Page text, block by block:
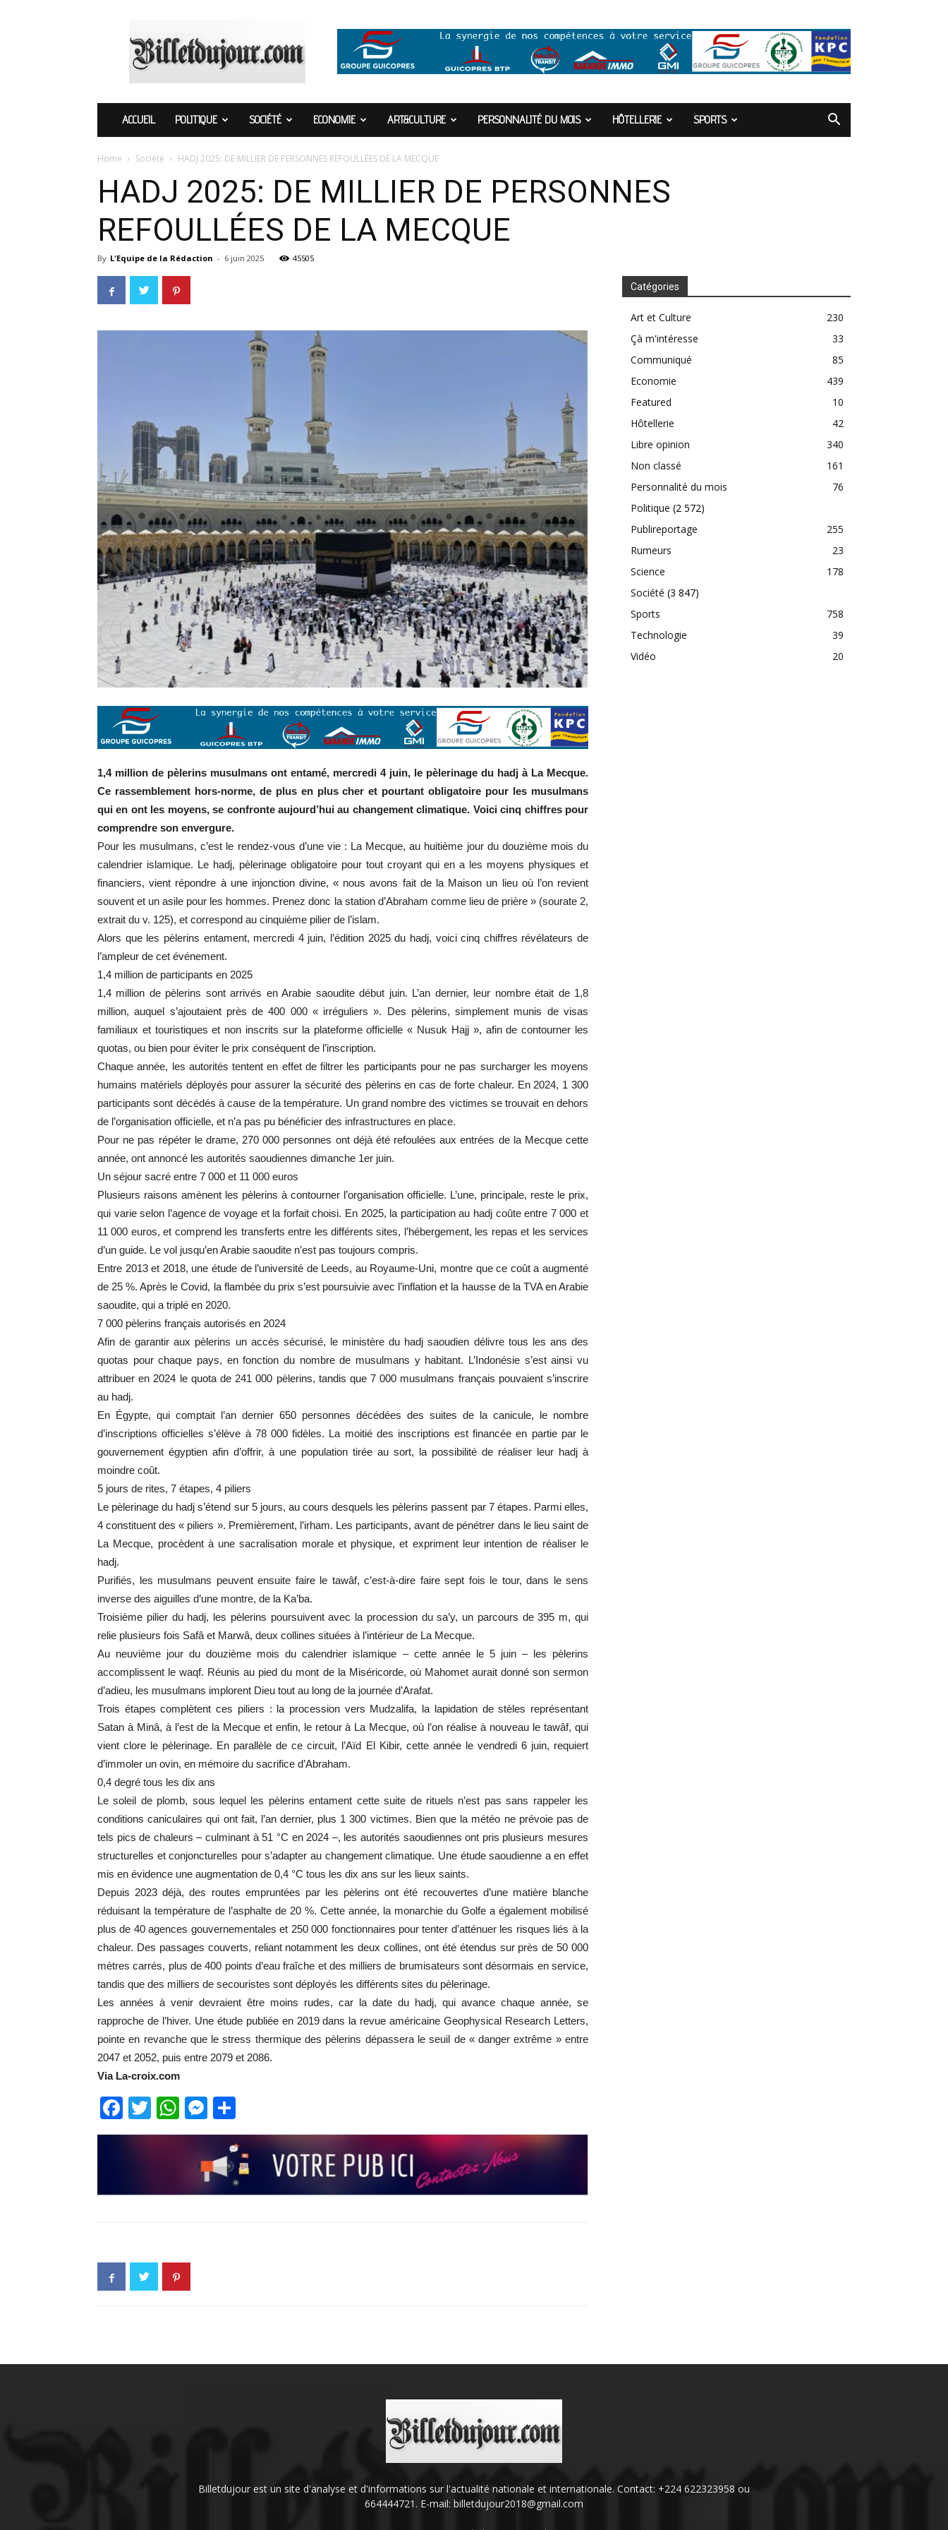
ACCUEIL POLITIQUE SOCIÉTÉ ECONOMIE ART&CULTURE PERSONNALITÉ DU MOIS HÔTELLERIE SPORTS
Home Société HADJ 2025: DE MILLIER DE PERSONNES REFOULLÉES DE LA MECQUE
HADJ 2025: DE MILLIER DE PERSONNES
REFOULLÉES DE LA MECQUE
By L'Equipe de la Rédaction - 6 juin 2025 45505
1,4 million de pèlerins musulmans ont entamé, mercredi 4 juin, le pèlerinage du hadj à La Mecque.
Ce rassemblement hors-norme, de plus en plus cher et pourtant obligatoire pour les musulmans
qui en ont les moyens, se confronte aujourd’hui au changement climatique. Voici cinq chiffres pour
comprendre son envergure.
Pour les musulmans, c’est le rendez-vous d’une vie : La Mecque, au huitième jour du douzième mois du
calendrier islamique. Le hadj, pèlerinage obligatoire pour tout croyant qui en a les moyens physiques et
financiers, vient répondre à une injonction divine, « nous avons fait de la Maison un lieu où l’on revient
souvent et un asile pour les hommes. Prenez donc la station d’Abraham comme lieu de prière » (sourate 2,
extrait du v. 125), et correspond au cinquième pilier de l’islam.
Alors que les pèlerins entament, mercredi 4 juin, l’édition 2025 du hadj, voici cinq chiffres révélateurs de
l’ampleur de cet événement.
1,4 million de participants en 2025
1,4 million de pèlerins sont arrivés en Arabie saoudite début juin. L’an dernier, leur nombre était de 1,8
million, auquel s’ajoutaient près de 400 000 « irréguliers ». Des pèlerins, simplement munis de visas
familiaux et touristiques et non inscrits sur la plateforme officielle « Nusuk Hajj », afin de contourner les
quotas, ou bien pour éviter le prix conséquent de l’inscription.
Chaque année, les autorités tentent en effet de filtrer les participants pour ne pas surcharger les moyens
humains matériels déployés pour assurer la sécurité des pèlerins en cas de forte chaleur. En 2024, 1 300
participants sont décédés à cause de la température. Un grand nombre des victimes se trouvait en dehors
de l’organisation officielle, et n’a pas pu bénéficier des infrastructures en place.
Pour ne pas répéter le drame, 270 000 personnes ont déjà été refoulées aux entrées de la Mecque cette
année, ont annoncé les autorités saoudiennes dimanche 1er juin.
Un séjour sacré entre 7 000 et 11 000 euros
Plusieurs raisons amènent les pèlerins à contourner l’organisation officielle. L’une, principale, reste le prix,
qui varie selon l’agence de voyage et la forfait choisi. En 2025, la participation au hadj coûte entre 7 000 et
11 000 euros, et comprend les transferts entre les différents sites, l’hébergement, les repas et les services
d’un guide. Le vol jusqu’en Arabie saoudite n’est pas toujours compris.
Entre 2013 et 2018, une étude de l’université de Leeds, au Royaume-Uni, montre que ce coût a augmenté
de 25 %. Après le Covid, la flambée du prix s’est poursuivie avec l’inflation et la hausse de la TVA en Arabie
saoudite, qui a triplé en 2020.
7 000 pèlerins français autorisés en 2024
Afin de garantir aux pèlerins un accès sécurisé, le ministère du hadj saoudien délivre tous les ans des
quotas pour chaque pays, en fonction du nombre de musulmans y habitant. L’Indonésie s’est ainsi vu
attribuer en 2024 le quota de 241 000 pèlerins, tandis que 7 000 musulmans français pouvaient s’inscrire
au hadj.
En Égypte, qui comptait l’an dernier 650 personnes décédées des suites de la canicule, le nombre
d’inscriptions officielles s’élève à 78 000 fidèles. La moitié des inscriptions est financée en partie par le
gouvernement égyptien afin d’offrir, à une population tirée au sort, la possibilité de réaliser leur hadj à
moindre coût.
5 jours de rites, 7 étapes, 4 piliers
Le pèlerinage du hadj s’étend sur 5 jours, au cours desquels les pèlerins passent par 7 étapes. Parmi elles,
4 constituent des « piliers ». Premièrement, l’irham. Les participants, avant de pénétrer dans le lieu saint de
La Mecque, procèdent à une sacralisation morale et physique, et expriment leur intention de réaliser le
hadj.
Purifiés, les musulmans peuvent ensuite faire le tawâf, c’est-à-dire faire sept fois le tour, dans le sens
inverse des aiguilles d’une montre, de la Ka’ba.
Troisième pilier du hadj, les pèlerins poursuivent avec la procession du sa’y, un parcours de 395 m, qui
relie plusieurs fois Safâ et Marwâ, deux collines situées à l’intérieur de La Mecque.
Au neuvième jour du douzième mois du calendrier islamique – cette année le 5 juin – les pèlerins
accomplissent le waqf. Réunis au pied du mont de la Miséricorde, où Mahomet aurait donné son sermon
d’adieu, les musulmans implorent Dieu tout au long de la journée d’Arafat.
Trois étapes complètent ces piliers : la procession vers Mudzalifa, la lapidation de stèles représentant
Satan à Minâ, à l’est de la Mecque et enfin, le retour à La Mecque, où l’on réalise à nouveau le tawâf, qui
vient clore le pèlerinage. En parallèle de ce circuit, l’Aïd El Kibir, cette année le vendredi 6 juin, requiert
d’immoler un ovin, en mémoire du sacrifice d’Abraham.
0,4 degré tous les dix ans
Le soleil de plomb, sous lequel les pèlerins entament cette suite de rituels n’est pas sans rappeler les
conditions caniculaires qui ont fait, l’an dernier, plus 1 300 victimes. Bien que la météo ne prévoie pas de
tels pics de chaleurs – culminant à 51 °C en 2024 –, les autorités saoudiennes ont pris plusieurs mesures
structurelles et conjoncturelles pour s’adapter au changement climatique. Une étude saoudienne a en effet
mis en évidence une augmentation de 0,4 °C tous les dix ans sur les lieux saints.
Depuis 2023 déjà, des routes empruntées par les pèlerins ont été recouvertes d’une matière blanche
réduisant la température de l’asphalte de 20 %. Cette année, la monarchie du Golfe a également mobilisé
plus de 40 agences gouvernementales et 250 000 fonctionnaires pour tenter d’atténuer les risques liés à la
chaleur. Des passages couverts, reliant notamment les deux collines, ont été étendus sur près de 50 000
mètres carrés, plus de 400 points d’eau fraîche et des milliers de brumisateurs sont désormais en service,
tandis que des milliers de secouristes sont déployés les différents sites du pèlerinage.
Les années à venir devraient être moins rudes, car la date du hadj, qui avance chaque année, se
rapproche de l’hiver. Une étude publiée en 2019 dans la revue américaine Geophysical Research Letters,
pointe en revanche que le stress thermique des pèlerins dépassera le seuil de « danger extrême » entre
2047 et 2052, puis entre 2079 et 2086.
Via La-croix.com
Facebook
TwitterWhatsApp
Messenger
Catégories
Art et Culture
230
Çà m'intéresse
33
Communiqué
85
Economie
439
Featured
10
Hôtellerie
42
Libre opinion
340
Non classé
161
Personnalité du mois
76
Politique (2 572)
Publireportage
255
Rumeurs
23
Science
178
Société (3 847)
Sports
758
Technologie
39
Vidéo
20
Billetdujour est un site d'analyse et d'informations sur l'actualité nationale et internationale. Contact: +224 622323958 ou
664444721. E-mail: billetdujour2018@gmail.com